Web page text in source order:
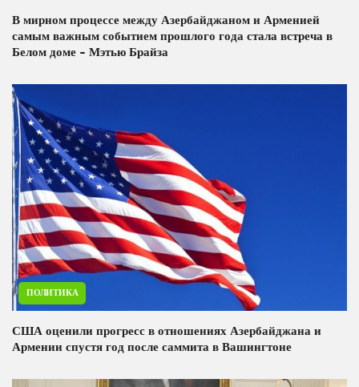
В мирном процессе между Азербайджаном и Арменией
самым важным событием прошлого года стала встреча в
Белом доме - Мэтью Брайза
ПОЛИТИКА
США оценили прогресс в отношениях Азербайджана и
Армении спустя год после саммита в Вашингтоне